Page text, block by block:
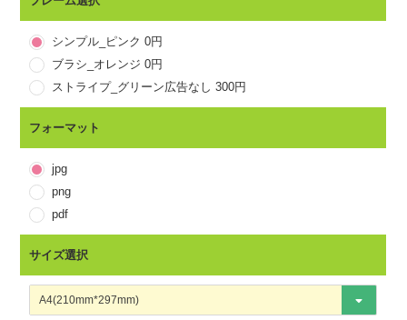
계산은 테이블에서 해 드리겠
韓国語
シンプル_ピンク 0円
ブラシ_オレンジ 0円
ストライプ_グリーン広告なし 300円
フォーマット
jpg
png
pdf
サイズ選択